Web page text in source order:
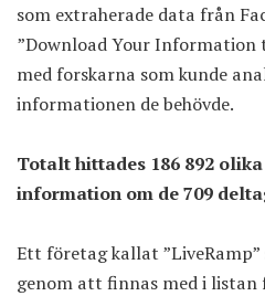
som extraherade data från
”Download Your Information
med forskarna som kunde
informationen de behövde.
Totalt hittades 186 892
information om de 709
Ett företag kallat
genom att finnas med i listan